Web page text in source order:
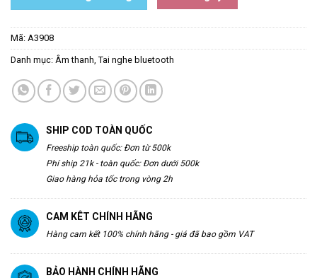
Mã: A3908
Danh mục: Âm thanh Tai nghe bluetooth
SHIP COD TOÀN QUỐC
Freeship toàn quốc: Đơn từ 500k
Phí ship 21k - toàn quốc: Đơn dưới 500k
Giao hàng hỏa tốc trong vòng 2h
CAM KÊT CHÍNH HÃNG
Hàng cam kết 100% chính hãng - giá đã bao gồm VAT
BẢO HÀNH CHÍNH HÃNG